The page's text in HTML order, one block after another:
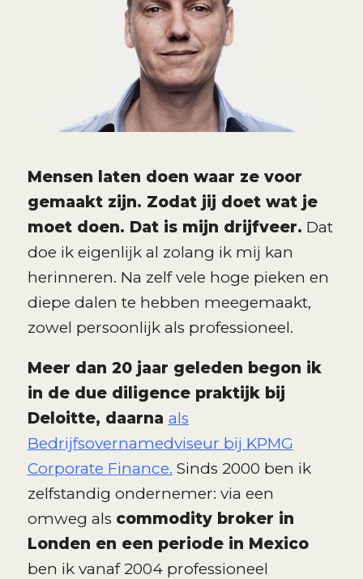
Mensen laten doen waar ze voor
gemaakt zijn. Zodat jij doet wat je
moet doen. Dat is mijn drijfveer. Dat
doe ik eigenlijk al zolang ik mij kan
herinneren. Na zelf vele hoge pieken en
diepe dalen te hebben meegemaakt,
zowel persoonlijk als professioneel.
Meer dan 20 jaar geleden begon ik
in de due diligence praktijk bij
Deloitte, daarna als
Bedrijfsovernamedviseur bij KPMG
Corporate Finance. Sinds 2000 ben ik
zelfstandig ondernemer: via een
omweg als commodity broker in
Londen en een periode in Mexico
ben ik vanaf 2004 professioneel